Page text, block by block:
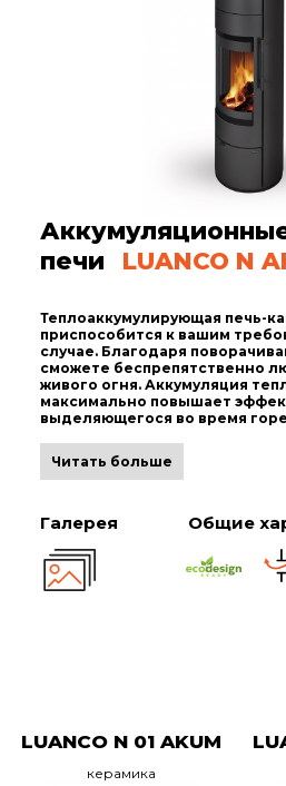
печи
LUANCO N
Теплоаккумулирующая печь-
приспособится к вашим
случае. Благодаря
сможете беспрепятственно
живого огня. Аккумуляция
максимально повышает
выделяющегося во время
Читать больше
Галерея Общие
LUANCO N 01 AKUM
керамика